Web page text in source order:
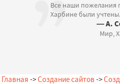
Все наши пожелания
Харбине были
— А.
Мир,
Главная ->Создание сайтов ->